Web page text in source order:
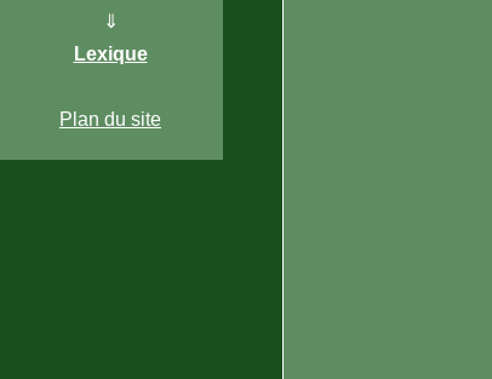
⇓
Lexique
Plan du site